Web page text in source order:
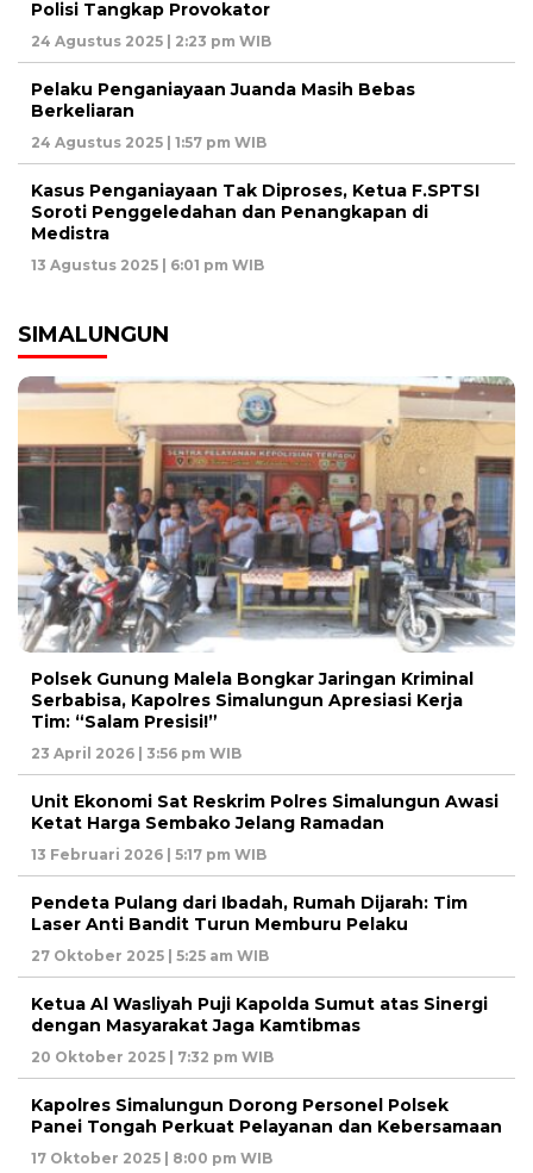
Polisi Tangkap Provokator
24 Agustus 2025 | 2:23 pm WIB
Pelaku Penganiayaan Juanda Masih Bebas
Berkeliaran
24 Agustus 2025 | 1:57 pm WIB
Kasus Penganiayaan Tak Diproses, Ketua F.SPTSI
Soroti Penggeledahan dan Penangkapan di
Medistra
13 Agustus 2025 | 6:01 pm WIB
SIMALUNGUN
Polsek Gunung Malela Bongkar Jaringan Kriminal
Serbabisa, Kapolres Simalungun Apresiasi Kerja
Tim: “Salam Presisi!”
23 April 2026 | 3:56 pm WIB
Unit Ekonomi Sat Reskrim Polres Simalungun Awasi
Ketat Harga Sembako Jelang Ramadan
13 Februari 2026 | 5:17 pm WIB
Pendeta Pulang dari Ibadah, Rumah Dijarah: Tim
Laser Anti Bandit Turun Memburu Pelaku
27 Oktober 2025 | 5:25 am WIB
Ketua Al Wasliyah Puji Kapolda Sumut atas Sinergi
dengan Masyarakat Jaga Kamtibmas
20 Oktober 2025 | 7:32 pm WIB
Kapolres Simalungun Dorong Personel Polsek
Panei Tongah Perkuat Pelayanan dan Kebersamaan
17 Oktober 2025 | 8:00 pm WIB